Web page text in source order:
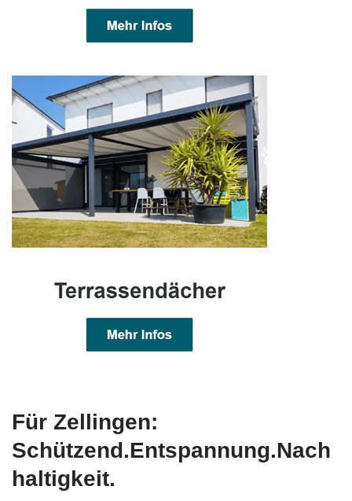
Für Zellingen:
Schützend.Entspannung.Nach
haltigkeit.